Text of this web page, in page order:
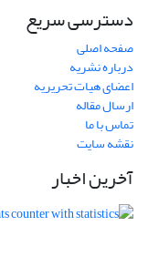
دسترسی سریع
صفحه اصلی
درباره نشریه
اعضای هیات تحریریه
ارسال مقاله
تماس با ما
نقشه سایت
آخرین اخبار